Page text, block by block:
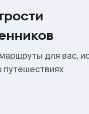
для вас,
путешествиях